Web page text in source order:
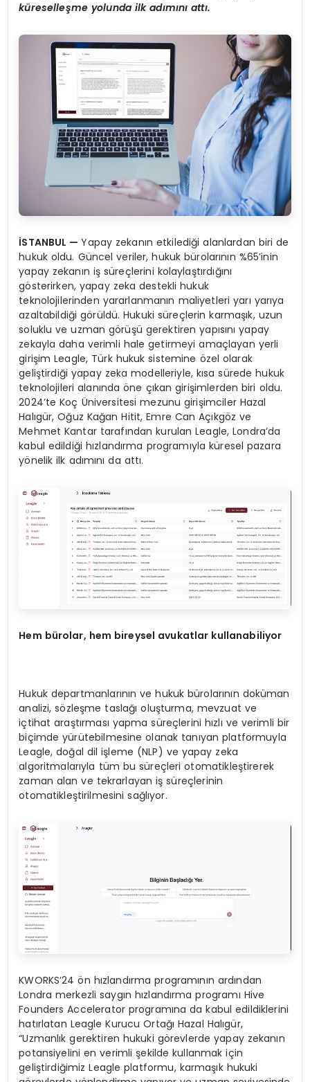
küreselleşme yolunda ilk adımınıattı.
İSTANBUL —Yapay zekanın etkilediği alanlardan biri de
hukuk oldu. Güncel veriler, hukuk bürolarının %65’inin
yapay zekanın iş süreçlerini kolaylaştırdığını
gösterirken, yapay zeka destekli hukuk
teknolojilerinden yararlanmanın maliyetleri yarı yarıya
azaltabildiği görüldü. Hukuki süreçlerin karmaşık, uzun
soluklu ve uzman görüşü gerektiren yapısını yapay
zekayla daha verimli hale getirmeyi amaçlayan yerli
girişim Leagle, Türk hukuk sistemine özel olarak
geliştirdiği yapay zeka modelleriyle, kısa sürede hukuk
teknolojileri alanında öne çıkan girişimlerden biri oldu.
2024’te Koç Üniversitesi mezunu girişimciler Hazal
Halıgür, Oğuz Kağan Hitit, Emre Can Açıkgöz ve
Mehmet Kantar tarafından kurulan Leagle, Londra’da
kabul edildiği hızlandırma programıyla küresel pazara
yönelik ilk adımını da attı.
Hem bürolar, hem bireysel avukatlar kullanabiliyor
Hukuk departmanlarının ve hukuk bürolarının doküman
analizi, sözleşme taslağı oluşturma, mevzuat ve
içtihat araştırması yapma süreçlerini hızlı ve verimli bir
biçimde yürütebilmesine olanak tanıyan platformuyla
Leagle, doğal dil işleme (NLP) ve yapay zeka
algoritmalarıyla tüm bu süreçleri otomatikleştirerek
zaman alan ve tekrarlayan iş süreçlerinin
otomatikleştirilmesini sağlıyor.
KWORKS’24 ön hızlandırma programının ardından
Londra merkezli saygın hızlandırma programı Hive
Founders Accelerator programına da kabul edildiklerini
hatırlatan Leagle Kurucu Ortağı Hazal Halıgür,
“Uzmanlık gerektiren hukuki görevlerde yapay zekanın
potansiyelini en verimli şekilde kullanmak için
geliştirdiğimiz Leagle platformu, karmaşık hukuki